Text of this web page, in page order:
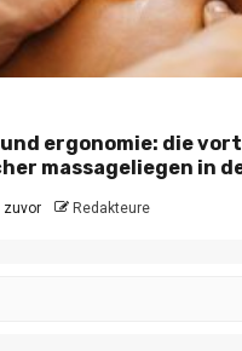
ergonomie: die
massageliegen in
zuvor Redakteure